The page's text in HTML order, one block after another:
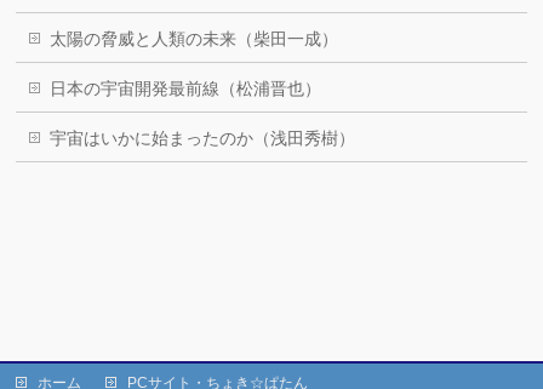
太陽の脅威と人類の未来（柴田一成）
日本の宇宙開発最前線（松浦晋也）
宇宙はいかに始まったのか（浅田秀樹）
ホーム
PCサイト・ちょき☆ぱたん